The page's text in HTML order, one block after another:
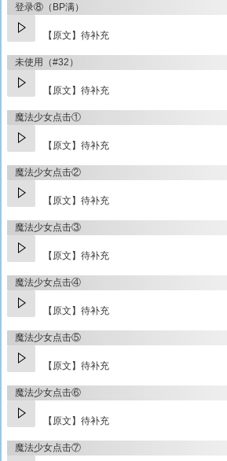
登录⑧（BP满）
【原文】待补充
未使用（#32）
【原文】待补充
魔法少女点击①
【原文】待补充
魔法少女点击②
【原文】待补充
魔法少女点击③
【原文】待补充
魔法少女点击④
【原文】待补充
魔法少女点击⑤
【原文】待补充
魔法少女点击⑥
【原文】待补充
魔法少女点击⑦